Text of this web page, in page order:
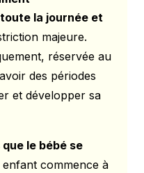
la journée et
majeure.
réservée au
des périodes
et développer sa
le bébé se
commence à